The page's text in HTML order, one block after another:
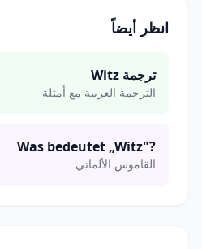
انظر أيضاً
ترجمة Witz
الترجمة العربية مع أمثلة
Was bedeutet „Witz"?
القاموس الألماني